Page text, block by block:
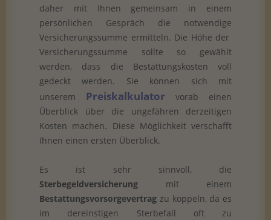
daher mit Ihnen gemeinsam in einem
persönlichen Gespräch die notwendige
Versicherungssumme ermitteln. Die Höhe der
Versicherungssumme sollte so gewählt
werden, dass die Bestattungskosten voll
gedeckt werden. Sie können sich mit
unserem Preiskalkulator
vorab einen
Überblick über die ungefähren derzeitigen
Kosten machen. Diese Möglichkeit verschafft
Ihnen einen ersten Überblick.
Es ist sehr sinnvoll, die
Sterbegeldversicherung mit einem
Bestattungsvorsorgevertrag zu koppeln, da es
im dereinstigen Sterbefall oft zu